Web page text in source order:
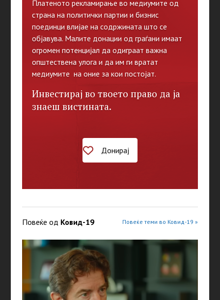
Платеното рекламирање во медиумите од
страна на политички партии и бизнис
поединци влијае на содржината што се
објавува. Малите донации од граѓани имаат
огромен потенцијал да одиграат важна
општествена улога и да им ги вратат
медиумите на оние за кои постојат.
Инвестирај во твоето право да ја
знаеш вистината.
Донирај
Повеќе од Ковид-19 Повеќе теми во Ковид-19 »